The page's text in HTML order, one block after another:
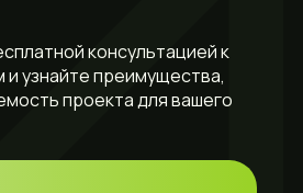
консультацией к
узнайте преимущества,
проекта для вашего